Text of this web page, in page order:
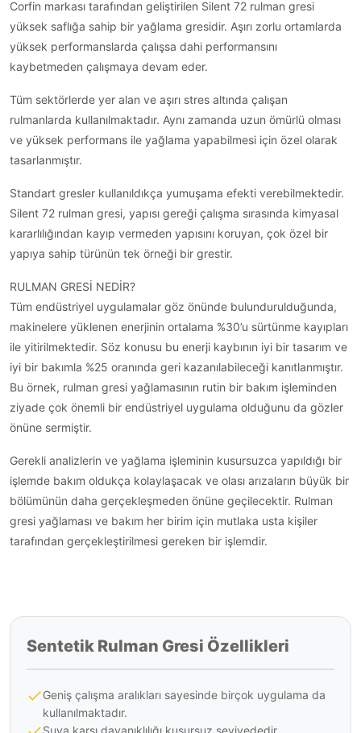
Corfin markası tarafından geliştirilen Silent 72 rulman gresi
yüksek saflığa sahip bir yağlama gresidir. Aşırı zorlu ortamlarda
yüksek performanslarda çalışsa dahi performansını
kaybetmeden çalışmaya devam eder.
Tüm sektörlerde yer alan ve aşırı stres altında çalışan
rulmanlarda kullanılmaktadır. Aynı zamanda uzun ömürlü olması
ve yüksek performans ile yağlama yapabilmesi için özel olarak
tasarlanmıştır.
Standart gresler kullanıldıkça yumuşama efekti verebilmektedir.
Silent 72 rulman gresi, yapısı gereği çalışma sırasında kimyasal
kararlılığından kayıp vermeden yapısını koruyan, çok özel bir
yapıya sahip türünün tek örneği bir grestir.
RULMAN GRESİ NEDİR?
Tüm endüstriyel uygulamalar göz önünde bulundurulduğunda,
makinelere yüklenen enerjinin ortalama %30’u sürtünme kayıpları
ile yitirilmektedir. Söz konusu bu enerji kaybının iyi bir tasarım ve
iyi bir bakımla %25 oranında geri kazanılabileceği kanıtlanmıştır.
Bu örnek, rulman gresi yağlamasının rutin bir bakım işleminden
ziyade çok önemli bir endüstriyel uygulama olduğunu da gözler
önüne sermiştir.
Gerekli analizlerin ve yağlama işleminin kusursuzca yapıldığı bir
işlemde bakım oldukça kolaylaşacak ve olası arızaların büyük bir
bölümünün daha gerçekleşmeden önüne geçilecektir. Rulman
gresi yağlaması ve bakım her birim için mutlaka usta kişiler
tarafından gerçekleştirilmesi gereken bir işlemdir.
Sentetik Rulman Gresi Özellikleri
Geniş çalışma aralıkları sayesinde birçok uygulama da
kullanılmaktadır.